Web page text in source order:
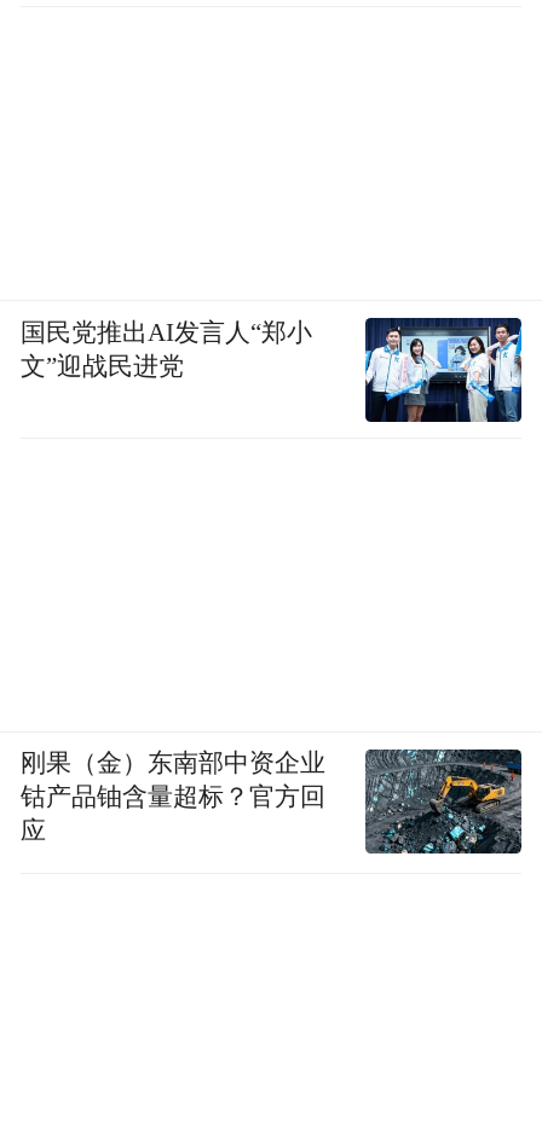
国民党推出AI发言人“郑小
文”迎战民进党
刚果（金）东南部中资企业
钴产品铀含量超标？官方回
应